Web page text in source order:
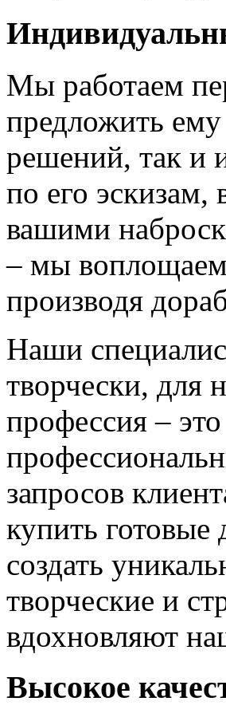
Мы работаем
предложить
решений, так и
по его
вашими
– мы
производя
Наши
творчески, для
профессия –
запросов
купить готовые
создать
творческие и
вдохновляют
Высокое